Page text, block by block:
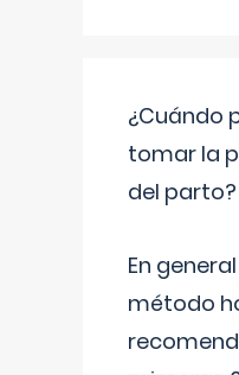
¿Cuándo
tomar la
del parto?
En
método